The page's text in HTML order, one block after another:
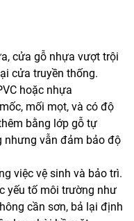
cửa gỗ nhựa vượt trội
cửa truyền thống.
hoặc nhựa
mối mọt, và có độ
bằng lớp gỗ tự
nhưng vẫn đảm bảo độ
việc vệ sinh và bảo trì.
yếu tố môi trường như
cần sơn, bả lại định